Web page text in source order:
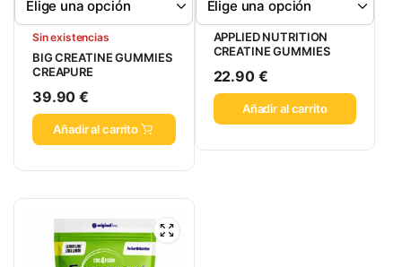
Sin existencias
BIG CREATINE GUMMIES
CREAPURE
39.90€
Añadir al carrito
APPLIED NUTRITION
CREATINE GUMMIES
22.90 €
Añadir al carrito